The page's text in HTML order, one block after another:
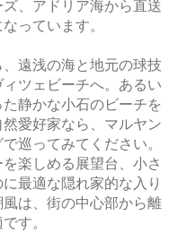
、アドリア海から直送
っています。
遠浅の海と地元の球技
ツェビーチへ。あるい
静かな小石のビーチを
愛好家なら、マルヤン
巡ってみてください。
楽しめる展望台、小さ
最適な隠れ家的な入り
は、街の中心部から離
す。